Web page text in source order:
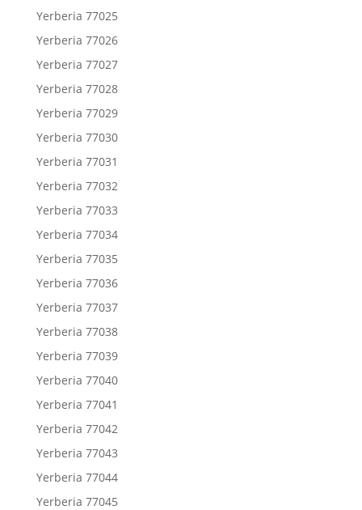
Yerberia 77025
Yerberia 77026
Yerberia 77027
Yerberia 77028
Yerberia 77029
Yerberia 77030
Yerberia 77031
Yerberia 77032
Yerberia 77033
Yerberia 77034
Yerberia 77035
Yerberia 77036
Yerberia 77037
Yerberia 77038
Yerberia 77039
Yerberia 77040
Yerberia 77041
Yerberia 77042
Yerberia 77043
Yerberia 77044
Yerberia 77045